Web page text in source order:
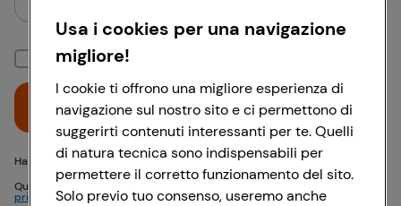
Mantieni la sessione attiva
Hai problemi di accesso? {{recover-pwd}} o {{recover-email}}
Questo sito è protetto da reCAPTCHA e si applicano
privacy eTermini di servizioGoogle
Accedi
Usa i cookies per una navigazione
migliore!
I cookie ti offrono una migliore esperienza di
navigazione sul nostro sito e ci permettono di
suggerirti contenuti interessanti per te. Quelli
di natura tecnica sono indispensabili per
permettere il corretto funzionamento del sito.
Solo previo tuo consenso, useremo anche